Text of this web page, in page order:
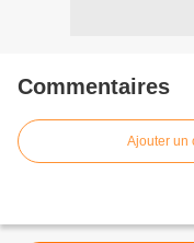
Commentaires
Ajouter un